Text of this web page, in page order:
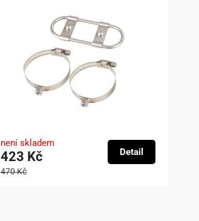
není skladem
423 Kč
470 Kč
Detail